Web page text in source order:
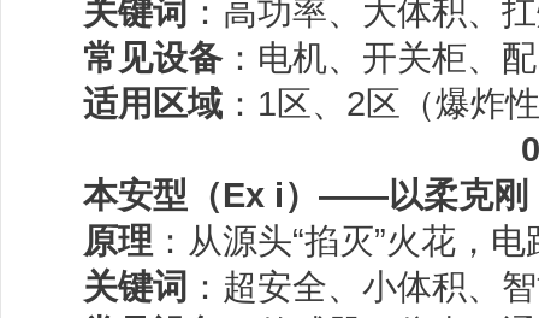
关键词 ：高功率、大体积、 扛
常见设备：电机、开关柜、
适用区域 ：1区、2区（爆炸
本安型（Ex i）——以柔克刚
原理 ：从源头“掐灭”火花，
关键词 ：超安全、小体积、